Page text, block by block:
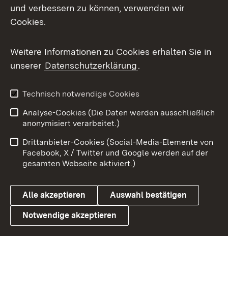
Facebook
X / Twitter
Youtube
Link zum Landesportal
Impressum
Kontakt
Barrierefreiheit
Datenschutz
Cookies
und verbessern zu können, verwenden wir
Cookies.
Weitere Informationen zu Cookies erhalten Sie in
unserer Datenschutzerklärung.
Technisch notwendige Cookies
Analyse-Cookies (Die Daten werden ausschließlich
anonymisiert verarbeitet.)
Drittanbieter-Cookies (Social-Media-Elemente von
Facebook, X / Twitter und Google werden auf der
gesamten Webseite aktiviert.)
Alle akzeptieren Auswahl bestätigen
Notwendige akzeptieren